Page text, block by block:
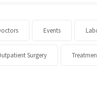
Events
Surgery